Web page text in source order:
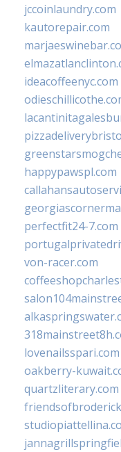
jccoinlaundry.com
kautorepair.com
ideacoffeenyc.com
happypawspl.com
perfectfit24-7.com
von-racer.com
lovenailsspari.com
oakberry-
quartzliterary.com